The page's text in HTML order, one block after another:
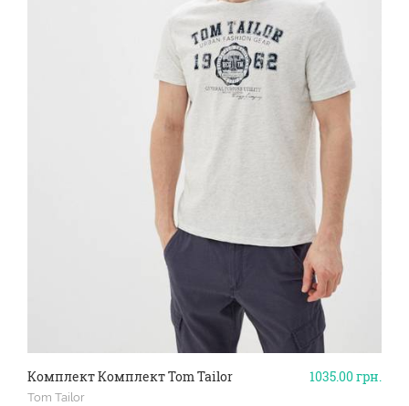
1035.00грн.
Комплект Комплект Tom Tailor
Tom Tailor